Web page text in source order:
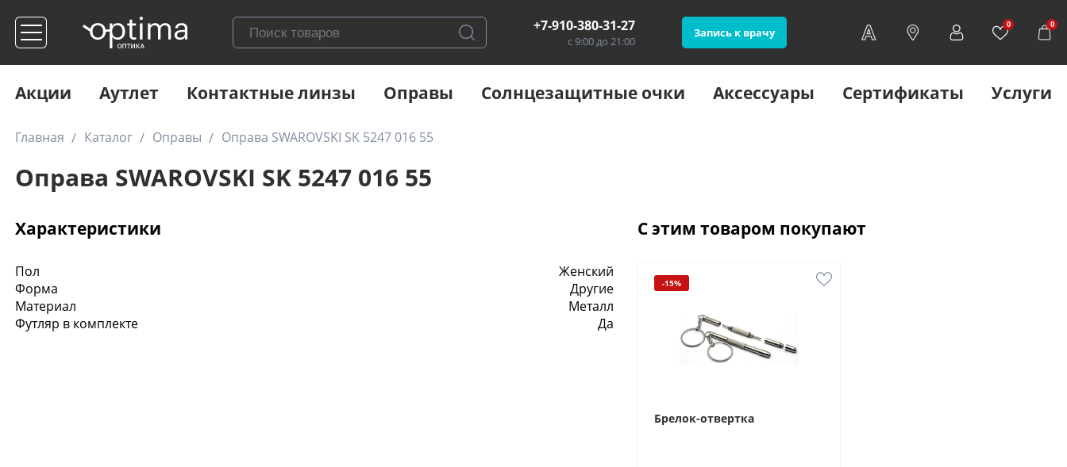
+7-910-380-31-27
с 9:00 до 21:00
Запись к врачу
0 0
Акции Аутлет Контактные линзы Оправы Солнцезащитные очки Аксессуары Сертификаты Услуги
Главная Каталог Оправы Оправа SWAROVSKI SK 5247 016 55
Оправа SWAROVSKI SK 5247 016 55
Характеристики
Пол
Женский
Форма
Другие
Материал
Металл
Футляр в комплекте
Да
С этим товаром покупают
-15%
Брелок-отвертка